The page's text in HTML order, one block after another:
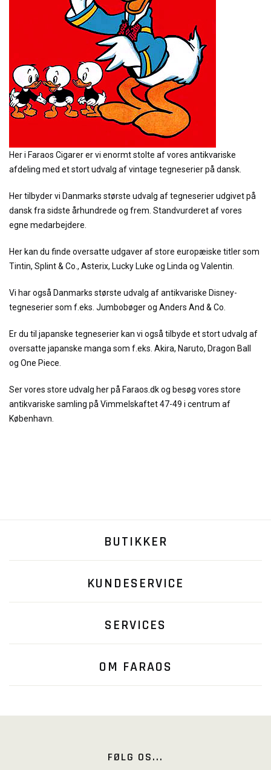
Her i Faraos Cigarer er vi enormt stolte af vores antikvariske
afdeling med et stort udvalg af vintage tegneserier på dansk.
Her tilbyder vi Danmarks største udvalg af tegneserier udgivet på
dansk fra sidste århundrede og frem. Standvurderet af vores
egne medarbejdere.
Her kan du finde oversatte udgaver af store europæiske titler som
Tintin, Splint & Co., Asterix, Lucky Luke og Linda og Valentin.
Vi har også Danmarks største udvalg af antikvariske Disney-
tegneserier som f.eks. Jumbobøger og Anders And & Co.
Er du til japanske tegneserier kan vi også tilbyde et stort udvalg af
oversatte japanske manga som f.eks. Akira, Naruto, Dragon Ball
og One Piece.
Ser vores store udvalg her på Faraos.dk og besøg vores store
antikvariske samling på Vimmelskaftet 47-49 i centrum af
København.
BUTIKKER
KUNDESERVICE
SERVICES
OM FARAOS
FØLG OS...